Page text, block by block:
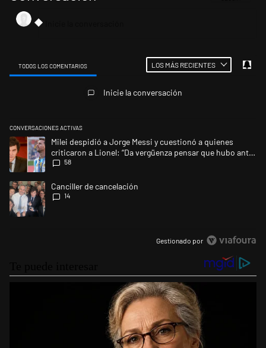
TODOS LOS COMENTARIOS LOS MÁS RECIENTES
Inicie la conversación
CONVERSACIONES ACTIVAS
Este listado muestra los artículos con más comentarios en los últimos
Un artículo de tendencia con el título "Milei despidió a Jorge Messi y
Milei despidió a Jorge Messi y cuestionó a quienes
criticaron a Lionel: “Da vergüenza pensar que hubo anti-
Messi”
58
Un artículo de tendencia con el título "Canciller de cancelación" con 14
Canciller de cancelación
14
Gestionado por